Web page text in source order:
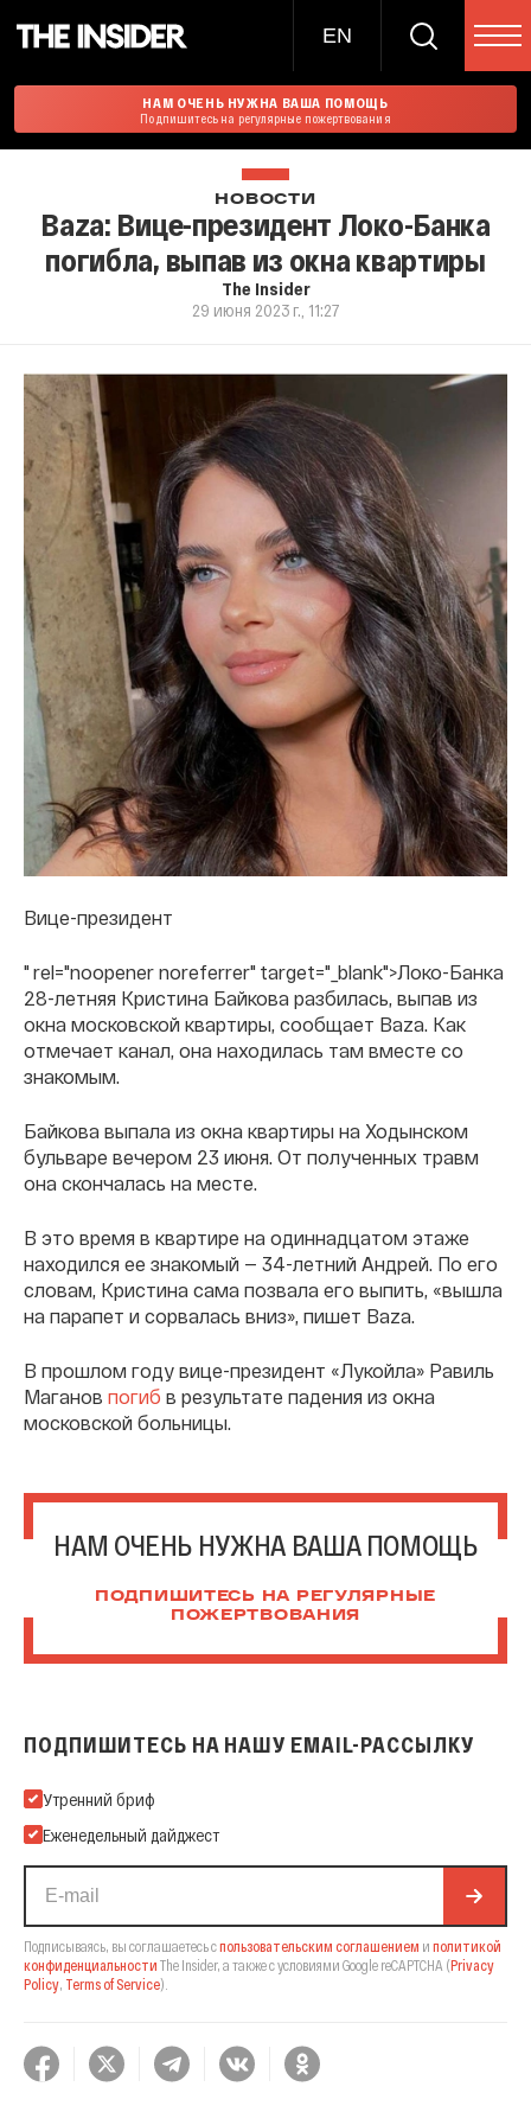
EN
НАМ ОЧЕНЬ НУЖНА ВАША ПОМОЩЬ
Подпишитесь на регулярные пожертвования
НОВОСТИ
Baza: Вице-президент Локо-Банка
погибла, выпав из окна квартиры
The Insider
29 июня 2023 г., 11:27
Вице-президент
" rel="noopener noreferrer" target="_blank">Локо-Банка
28-летняя Кристина Байкова разбилась, выпав из
окна московской квартиры, сообщает Baza. Как
отмечает канал, она находилась там вместе со
знакомым.
Байкова выпала из окна квартиры на Ходынском
бульваре вечером 23 июня. От полученных травм
она скончалась на месте.
В это время в квартире на одиннадцатом этаже
находился ее знакомый — 34-летний Андрей. По его
словам, Кристина сама позвала его выпить, «вышла
на парапет и сорвалась вниз», пишет Baza.
В прошлом году вице-президент «Лукойла» Равиль
Маганов погиб в результате падения из окна
московской больницы.
НАМ ОЧЕНЬ НУЖНА ВАША ПОМОЩЬ
ПОДПИШИТЕСЬ НА РЕГУЛЯРНЫЕ
ПОЖЕРТВОВАНИЯ
ПОДПИШИТЕСЬ НА НАШУ EMAIL-РАССЫЛКУ
Подпишитесь на нашу Email-рассылку
Утренний бриф
Еженедельный дайджест
Подписываясь, вы соглашаетесь спользовательским соглашением и политикой
конфиденциальности The Insider, а также с условиями Google reCAPTCHA (Privacy
Policy, Terms of Service).